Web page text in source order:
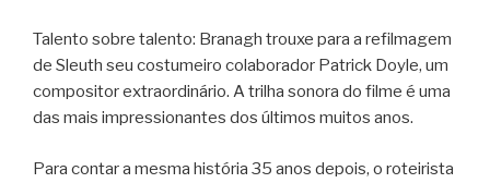
Talento sobre talento: Branagh trouxe para a refilmagem
de Sleuth seu costumeiro colaborador Patrick Doyle, um
compositor extraordinário. A trilha sonora do filme é uma
das mais impressionantes dos últimos muitos anos.
Para contar a mesma história 35 anos depois, o roteirista